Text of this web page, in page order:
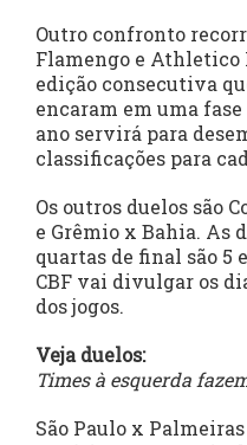
Outro confronto
Flamengo e Athletico
edição consecutiva
encaram em uma fase
ano servirá para
classificações para
Os outros duelos são
e Grêmio x Bahia. As
quartas de final são 5
CBF vai divulgar os
dos jogos.
Veja duelos:
Times à esquerda
São Paulo x Palmeiras